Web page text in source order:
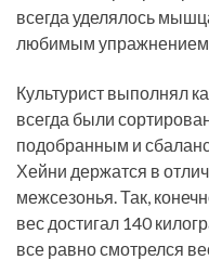
всегда уделялось
любимым упражнением
Культурист выполнял
всегда были
подобранным и
Хейни держатся в
межсезонья. Так,
вес достигал 140
все равно смотрелся